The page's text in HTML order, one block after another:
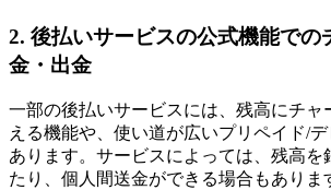
2. 後払いサービスの公式機能での
金・出金
一部の後払いサービスには、残高にチャ
える機能や、使い道が広いプリペイド/
あります。サービスによっては、残高を
たり、個人間送金ができる場合もありま